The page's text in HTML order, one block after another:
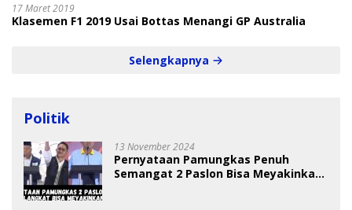
17 Maret 2019
Klasemen F1 2019 Usai Bottas Menangi GP Australia
Selengkapnya
Politik
13 November 2024
Pernyataan Pamungkas Penuh
Semangat 2 Paslon Bisa Meyakinkan